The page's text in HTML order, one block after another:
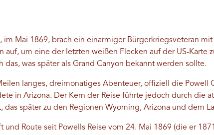
im Mai 1869, brach ein einarmiger Bürgerkriegsveteran
auf, um eine der letzten weißen Flecken auf der US-Karte
das, was später als Grand Canyon bekannt werden sollte.
langes, dreimonatiges Abenteuer, offiziell die Powell
in Arizona. Der Kern der Reise führte jedoch durch die
das später zu den Regionen Wyoming, Arizona und dem
und Route seit Powells Reise vom 24. Mai 1869 (die er